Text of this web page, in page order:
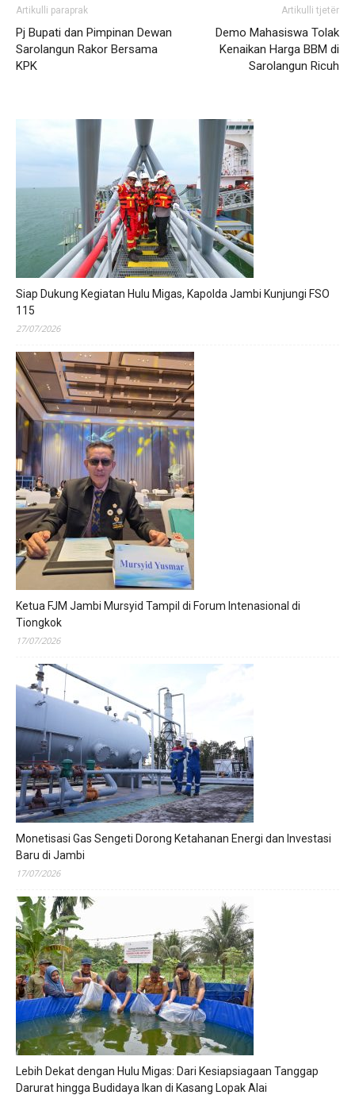
Artikulli paraprak
Pj Bupati dan Pimpinan Dewan
Sarolangun Rakor Bersama
KPK
Artikulli tjetër
Demo Mahasiswa Tolak
Kenaikan Harga BBM di
Sarolangun Ricuh
Siap Dukung Kegiatan Hulu Migas, Kapolda Jambi Kunjungi FSO
115
27/07/2026
Ketua FJM Jambi Mursyid Tampil di Forum Intenasional di
Tiongkok
17/07/2026
Monetisasi Gas Sengeti Dorong Ketahanan Energi dan Investasi
Baru di Jambi
17/07/2026
Lebih Dekat dengan Hulu Migas: Dari Kesiapsiagaan Tanggap
Darurat hingga Budidaya Ikan di Kasang Lopak Alai